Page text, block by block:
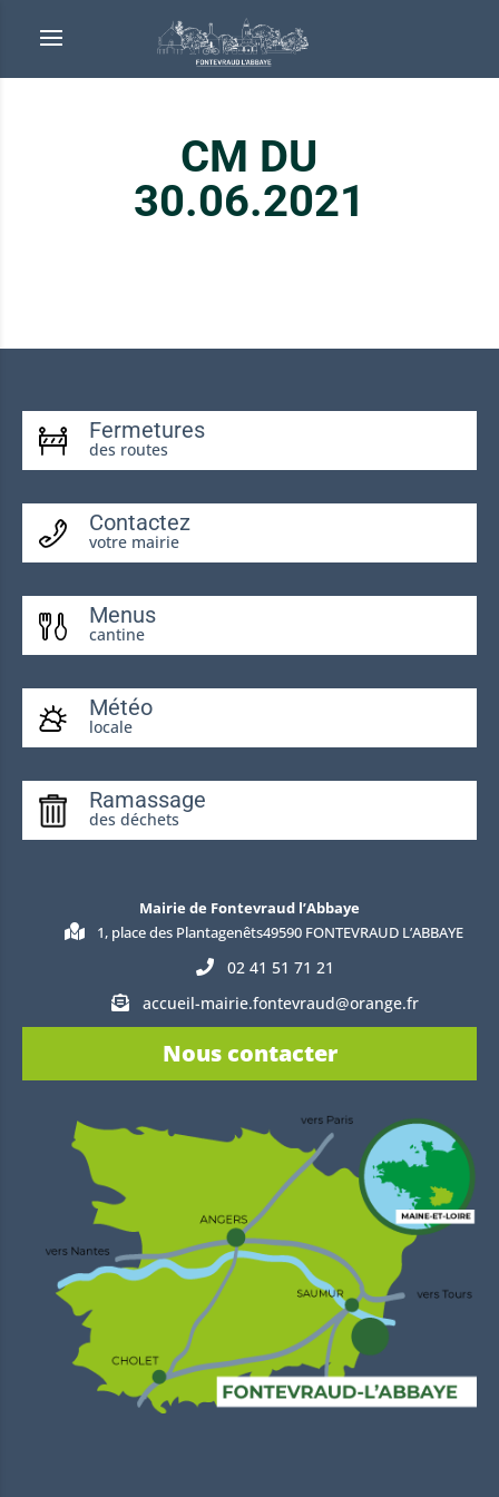
CM DU
30.06.2021
Fermetures
des routes
Contactez
votre mairie
Menus
cantine
Météo
locale
Ramassage
des déchets
Mairie de Fontevraud l’Abbaye
1, place des Plantagenêts49590 FONTEVRAUD L’ABBAYE
02 41 51 71 21
accueil-mairie.fontevraud@orange.fr
Nous contacter